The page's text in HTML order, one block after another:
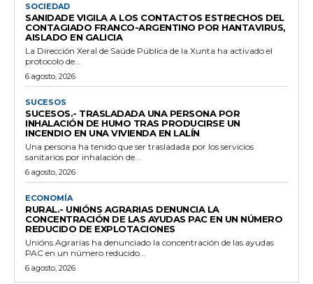
SOCIEDAD
SANIDADE VIGILA A LOS CONTACTOS ESTRECHOS DEL
CONTAGIADO FRANCO-ARGENTINO POR HANTAVIRUS,
AISLADO EN GALICIA
La Dirección Xeral de Saúde Pública de la Xunta ha activado el
protocolo de...
6 agosto, 2026
SUCESOS
SUCESOS.- TRASLADADA UNA PERSONA POR
INHALACIÓN DE HUMO TRAS PRODUCIRSE UN
INCENDIO EN UNA VIVIENDA EN LALÍN
Una persona ha tenido que ser trasladada por los servicios
sanitarios por inhalación de...
6 agosto, 2026
ECONOMÍA
RURAL.- UNIÓNS AGRARIAS DENUNCIA LA
CONCENTRACIÓN DE LAS AYUDAS PAC EN UN NÚMERO
REDUCIDO DE EXPLOTACIONES
Unións Agrarias ha denunciado la concentración de las ayudas
PAC en un número reducido...
6 agosto, 2026